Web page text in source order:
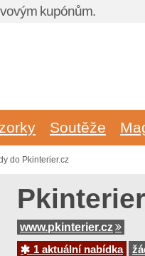
kupónům.
Soutěže
do Pkinterier.cz
www.pkinterier.cz
1 aktuální nabídka